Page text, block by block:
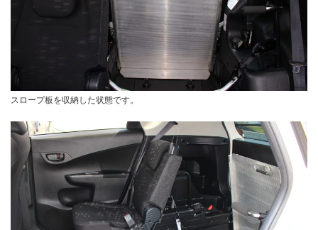
スロープ板を収納した状態です。